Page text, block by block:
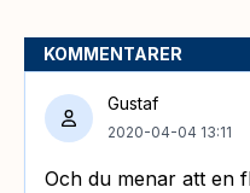
KOMMENTARER
Gustaf
2020-04-04 13:11
Och du menar att en